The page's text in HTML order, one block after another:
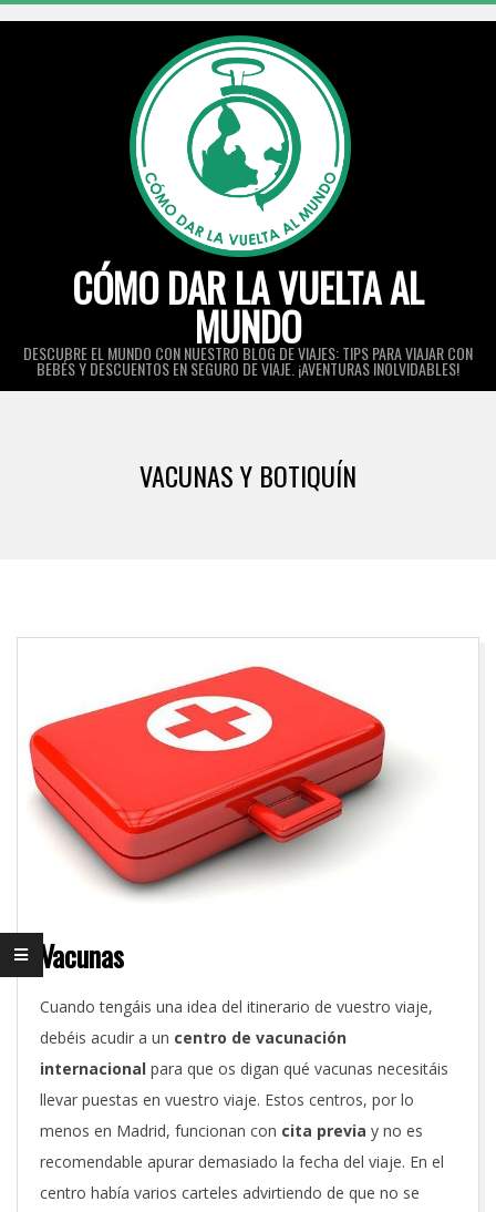
CÓMO DAR LA VUELTA AL
MUNDO
DESCUBRE EL MUNDO CON NUESTRO BLOG DE VIAJES: TIPS PARA VIAJAR CON
BEBÉS Y DESCUENTOS EN SEGURO DE VIAJE. ¡AVENTURAS INOLVIDABLES!
VACUNAS Y BOTIQUÍN
Vacunas
Cuando tengáis una idea del itinerario de vuestro viaje,
debéis acudir a un centro de vacunación
internacional para que os digan qué vacunas necesitáis
llevar puestas en vuestro viaje. Estos centros, por lo
menos en Madrid, funcionan con cita previa y no es
recomendable apurar demasiado la fecha del viaje. En el
centro había varios carteles advirtiendo de que no se